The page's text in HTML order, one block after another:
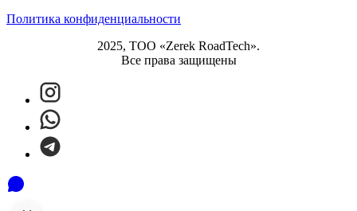
Политика конфиденциальности
2025, ТОО «Zerek RoadTech».
Все права защищены